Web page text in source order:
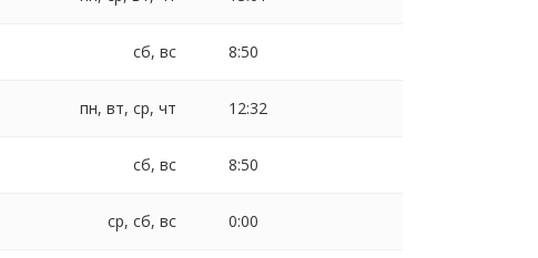
сб, вс 8:50
пн, вт, ср, чт 12:32
сб, вс 8:50
ср, сб, вс 0:00